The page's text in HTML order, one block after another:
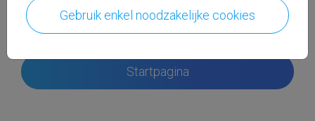
cookie wordt automatisch verwijderd zodra
Startpagina
Gebruik enkel noodzakelijke cookies